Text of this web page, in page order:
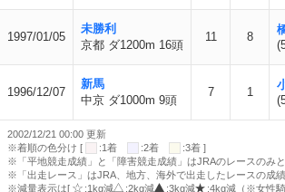
1997/01/05
未勝利
京都 ダ1200m 16頭
11 8
1996/12/07
新馬
中京 ダ1000m 9頭
7 1
2002/12/21 00:00 更新
※着順の色分け [
:1着 :2着
:3着 ]
※「平地競走成績」と「障害競走成績」はJRAのレースのみと
※「出走レース」はJRA、地方、海外で出走したレースの成績
※減量表示は[
:1kg減 :2kg減 :3kg減 :4kg減（※女性騎